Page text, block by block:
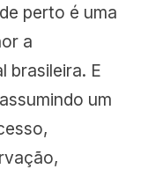
perto é uma
a
brasileira. E
um